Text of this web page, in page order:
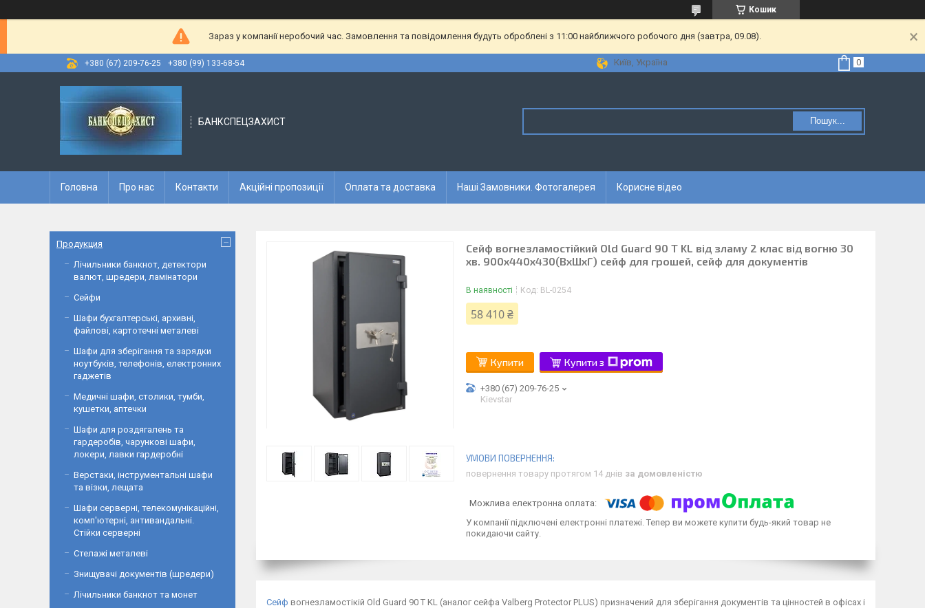
Кошик
Зараз у компанії неробочий час. Замовлення та повідомлення будуть оброблені з 11:00 найближчого робочого дня (завтра, 09.08).
+380 (67) 209-76-25 +380 (99) 133-68-54 Київ, Україна
БАНКСПЕЦЗАХИСТ Пошук...
Головна Про нас Контакти Акційні пропозиції Оплата та доставка Наші Замовники. Фотогалерея Корисне відео
Сейф вогнезламостійкий Old Guard 90 Т KL від зламу 2 клас від вогню 30
хв. 900х440х430(ВхШхГ) сейф для грошей, сейф для документів
В наявності Код: BL-0254
58 410 ₴
Купити Купити з
+380 (67) 209-76-25
Kievstar
повернення товару протягом 14 днів за домовленістю
У компанії підключені електронні платежі. Тепер ви можете купити будь-який товар не
покидаючи сайту.
Сейф вогнезламостікій Old Guard 90 Т KL (аналог сейфа Valberg Protector PLUS) призначений для зберігання документів та цінностей в офісах і
Продукция
Лічильники банкнот, детектори
валют, шредери, ламінатори
Сейфи
Шафи бухгалтерські, архивні,
файлові, картотечні металеві
Шафи для зберігання та зарядки
ноутбуків, телефонів, електронних
гаджетів
Медичні шафи, столики, тумби,
кушетки, аптечки
Шафи для роздягалень та
гардеробів, чарункові шафи,
локери, лавки гардеробні
Верстаки, інструментальні шафи
та візки, лещата
Шафи серверні, телекомунікаційні,
комп'ютерні, антивандальні.
Стійки серверні
Стелажі металеві
Знищувачі документів (шредери)
Лічильники банкнот та монет